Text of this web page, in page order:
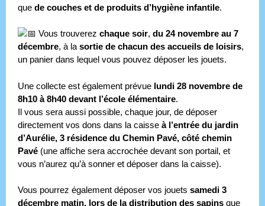
quede couches et de produits d’hygiène infantile.
Vous trouverezchaque soir,du 24 novembre au 7
décembre, à lasortie de chacun des accueils de loisirs,
un panier dans lequel vous pouvez déposer les jouets.
Une collecte est également prévue lundi 28 novembre de
8h10 à 8h40 devant l’école élémentaire.
Il vous sera aussi possible, chaque jour, de déposer
directement vos dons dans la caisseà l’entrée du jardin
d’Aurélie, 3 résidence du Chemin Pavé, côté chemin
Pavé (une affiche sera accrochée devant son portail, et
vous n’aurez qu’à sonner et déposer dans la caisse).
Vous pourrez également déposer vos jouetssamedi 3
décembre matin, lors de la distribution des sapinsque